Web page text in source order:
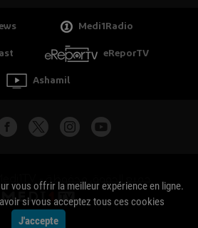
Medi1Radio
eReporTV
Ashamil
جميع الحقوق محفوظة - Copyright Medi1TV ©
vous offrir la meilleur expérience en ligne.
si vous acceptez tous ces cookies.
J'accepte